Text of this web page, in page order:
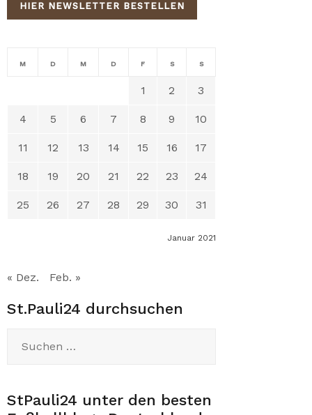
HIER NEWSLETTER BESTELLEN
Januar 2021
M D M D F S S
1 2 3
4 5 6 7 8 9 10
11 12 13 14 15 16 17
18 19 20 21 22 23 24
25 26 27 28 29 30 31
« Dez. Feb. »
St.Pauli24 durchsuchen
nach:
StPauli24 unter den besten